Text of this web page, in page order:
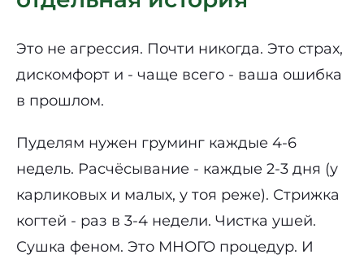
Это не агрессия. Почти никогда. Это страх,
дискомфорт и - чаще всего - ваша ошибка
в прошлом.
Пуделям нужен груминг каждые 4-6
недель. Расчёсывание - каждые 2-3 дня (у
карликовых и малых, у тоя реже). Стрижка
когтей - раз в 3-4 недели. Чистка ушей.
Сушка феном. Это МНОГО процедур. И